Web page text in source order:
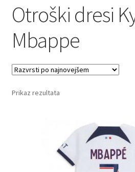
Kontaktiraj nas
Košarica
Moj račun
Trgovina
Otroški dresi
Mbappe
Prikaz rezultata